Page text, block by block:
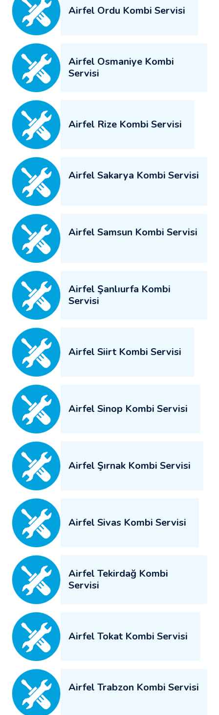
Airfel Ordu Kombi Servisi
Airfel Osmaniye Kombi
Servisi
Airfel Rize Kombi Servisi
Airfel Sakarya Kombi Servisi
Airfel Samsun Kombi Servisi
Airfel Şanlıurfa Kombi
Servisi
Airfel Siirt Kombi Servisi
Airfel Sinop Kombi Servisi
Airfel Şırnak Kombi Servisi
Airfel Sivas Kombi Servisi
Airfel Tekirdağ Kombi
Servisi
Airfel Tokat Kombi Servisi
Airfel Trabzon Kombi Servisi